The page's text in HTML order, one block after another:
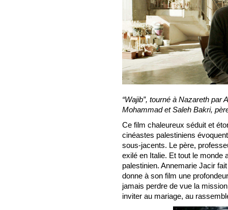
“Wajib”, tourné à Nazareth
Mohammad et Saleh Bakri,
Ce film chaleureux séduit et
cinéastes palestiniens
sous-jacents. Le père,
exilé en Italie. Et tout le monde
palestinien. Annemarie Jacir
donne à son film une
jamais perdre de vue la
inviter au mariage, au